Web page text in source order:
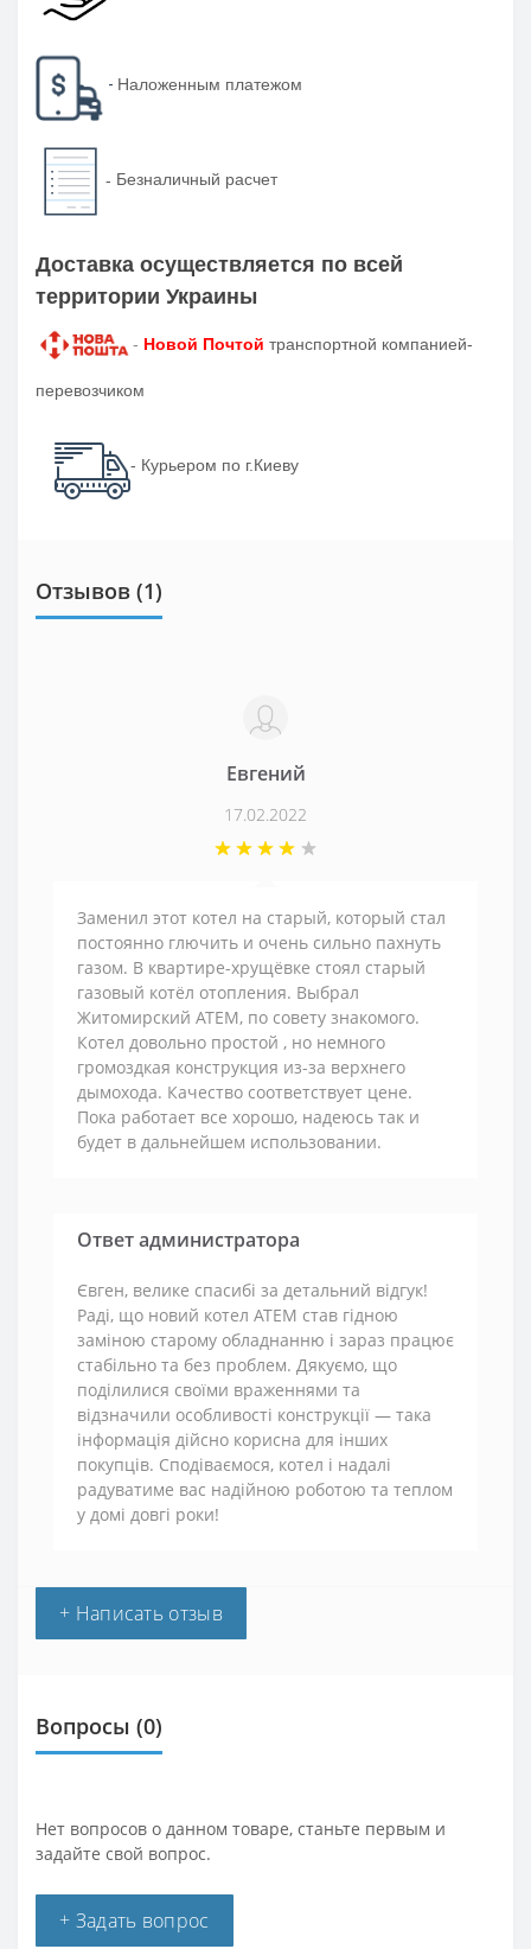
- Наложенным платежом
- Безналичный расчет
Доставка осуществляется по всей
территории Украины
- Новой Почтой транспортной компанией-
перевозчиком
- Курьером по г.Киеву
Отзывов (1)
Евгений
17.02.2022
Заменил этот котел на старый, который стал
постоянно глючить и очень сильно пахнуть
газом. В квартире-хрущёвке стоял старый
газовый котёл отопления. Выбрал
Житомирский АТЕМ, по совету знакомого.
Котел довольно простой , но немного
громоздкая конструкция из-за верхнего
дымохода. Качество соответствует цене.
Пока работает все хорошо, надеюсь так и
будет в дальнейшем использовании.
Ответ администратора
Євген, велике спасибі за детальний відгук!
Раді, що новий котел АТЕМ став гідною
заміною старому обладнанню і зараз працює
стабільно та без проблем. Дякуємо, що
поділилися своїми враженнями та
відзначили особливості конструкції — така
інформація дійсно корисна для інших
покупців. Сподіваємося, котел і надалі
радуватиме вас надійною роботою та теплом
у домі довгі роки!
+ Написать отзыв
Вопросы (0)
Нет вопросов о данном товаре, станьте первым и
задайте свой вопрос.
+ Задать вопрос